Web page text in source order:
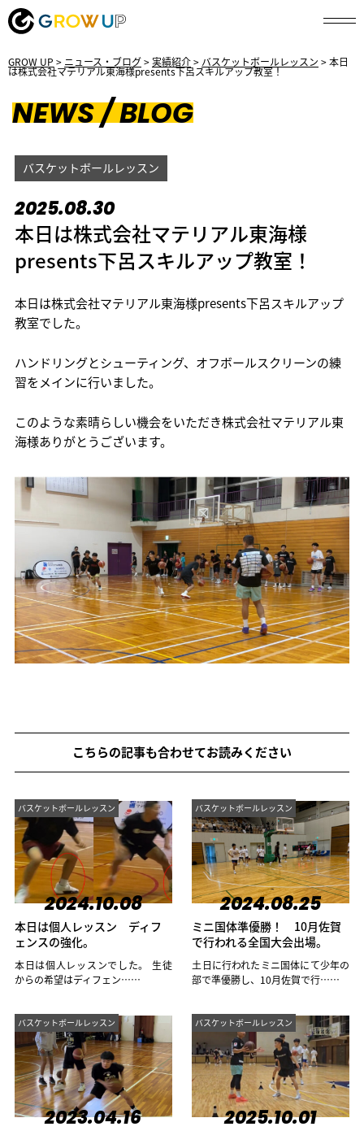
GROW UP > ニュース・ブログ>実績紹介> バスケットボールレッスン >本日
は株式会社マテリアル東海様presents下呂スキルアップ教室！
NEWS / BLOG
バスケットボールレッスン
2025.08.30
本日は株式会社マテリアル東海様
presents下呂スキルアップ教室！
本日は株式会社マテリアル東海様presents下呂スキルアップ
教室でした。
ハンドリングとシューティング、オフボールスクリーンの練
習をメインに行いました。
このような素晴らしい機会をいただき株式会社マテリアル東
海様ありがとうございます。
こちらの記事も合わせてお読みください
バスケットボールレッスン
2024.10.08
本日は個人レッスン ディフ
ェンスの強化。
本日は個人レッスンでした。 生徒
からの希望はディフェン……
バスケットボールレッスン
2024.08.25
ミニ国体準優勝！ 10月佐賀
で行われる全国大会出場。
土日に行われたミニ国体にて少年の
部で準優勝し、10月佐賀で行……
バスケットボールレッスン
2023.04.16
バスケットボールレッスン
2025.10.01